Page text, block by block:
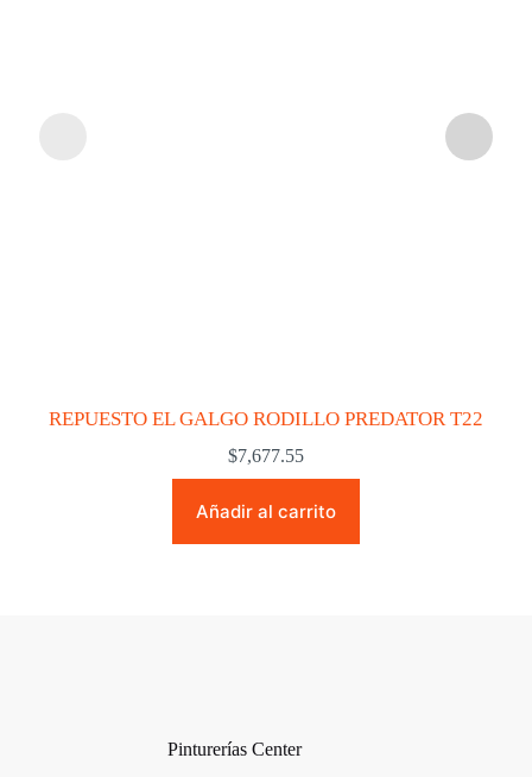
REPUESTO EL GALGO RODILLO PREDATOR T22
$7,677.55
Añadir al carrito
Pinturerías Center